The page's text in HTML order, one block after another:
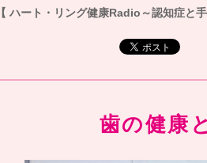
【 ハート・リング健康Radio～認知症と
歯の健康